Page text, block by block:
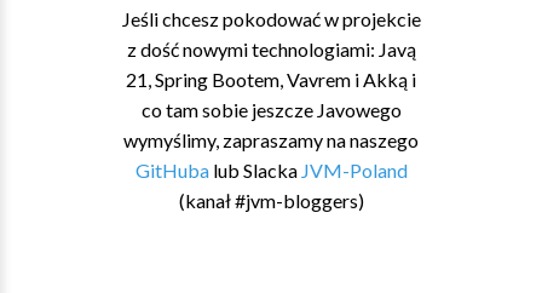
Jeśli chcesz pokodować w projekcie
z dość nowymi technologiami: Javą
21, Spring Bootem, Vavrem i Akką i
co tam sobie jeszcze Javowego
wymyślimy, zapraszamy na naszego
GitHubalub Slacka JVM-Poland
(kanał #jvm-bloggers)